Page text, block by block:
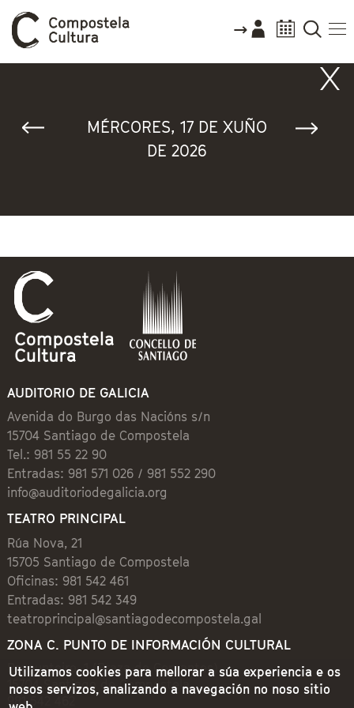
MÉRCORES, 17 DE XUÑO
DE 2026
AUDITORIO DE GALICIA
Avenida do Burgo das Nacións s/n
15704 Santiago de Compostela
Tel.: 981 55 22 90
Entradas: 981 571 026 / 981 552 290
info@auditoriodegalicia.org
TEATRO PRINCIPAL
Rúa Nova, 21
15705 Santiago de Compostela
Oficinas: 981 542 461
Entradas: 981 542 349
teatroprincipal@santiagodecompostela.gal
ZONA C. PUNTO DE INFORMACIÓN CULTURAL
Preguntoiro, 1 (Praza de Cervantes)
15704 Santiago de Compostela
981 542 462
Utilizamos cookies para mellorar a súa experiencia e os
nosos servizos, analizando a navegación no noso sitio